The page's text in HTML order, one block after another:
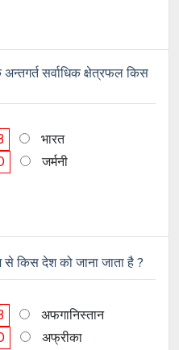
सर्वाधिक क्षेत्रफल किस
भारत
जर्मनी
किस देश को जाना जाता है ?
अफगानिस्तान
अफ्रीका